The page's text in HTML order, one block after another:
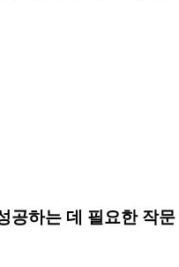
공하는 데 필요한 작